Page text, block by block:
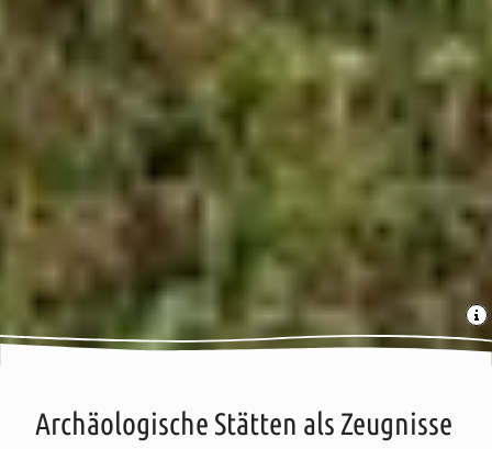
Archäologische Stätten als Zeugnisse